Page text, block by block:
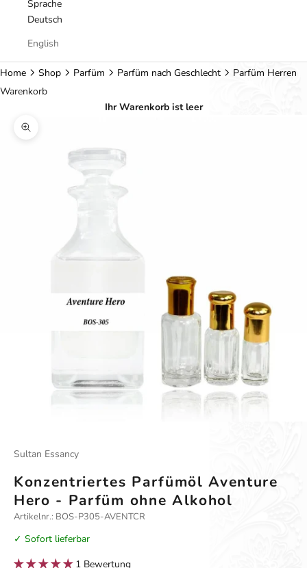
Sprache
Deutsch
English
Home Shop Parfüm Parfüm nach Geschlecht
Parfüm Herren
Warenkorb
Ihr Warenkorb ist leer
Bild vergrößern
Sultan Essancy
Konzentriertes Parfümöl Aventure
Hero - Parfüm ohne Alkohol
Artikelnr.: BOS-P305-AVENTCR
✓ Sofort lieferbar
1 Bewertung